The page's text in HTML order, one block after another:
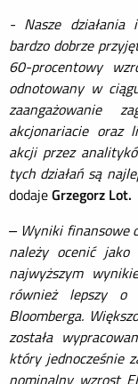
- Nasze działania
bardzo dobrze
60-procentowy
odnotowany w
zaangażowanie
akcjonariacie oraz
akcji przez
tych działań są
dodajeGrzegorz Lot.
– Wyniki finansowe
należy ocenić
najwyższym
również lepszy o
Bloomberga.
została
który jednocześnie
nominalny wzrost